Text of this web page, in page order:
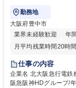
勤務地
大阪府豊中市
業界未経験歓迎
年
月平均残業時間20時
退職金あり
土日祝休み
服装自
仕事の内容
企業名 北大阪急行電鉄株式会社 求人名 【豊中市/総務
阪急阪神HDグループ/年休124日 仕事の内容 当社に